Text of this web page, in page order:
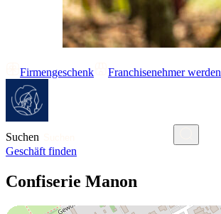
Firmengeschenk Franchisenehmer werden
Suchen
Geschäft finden
Confiserie Manon